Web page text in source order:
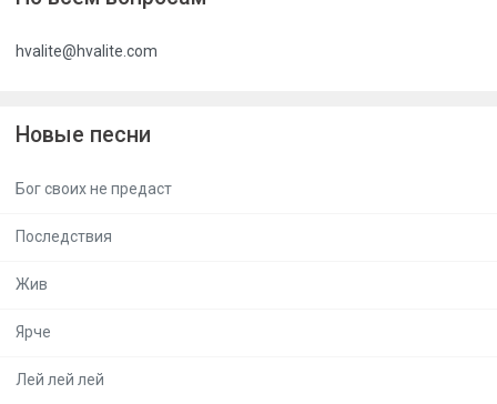
hvalite@hvalite.com
Новые песни
Бог своих не предаст
Последствия
Жив
Ярче
Лей лей лей